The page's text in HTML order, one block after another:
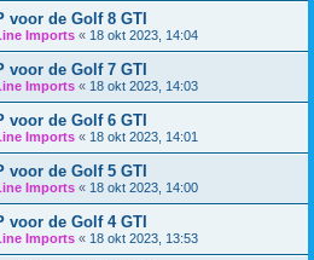
voor de Golf 8 GTI
Imports « 18 okt 2023, 14:04
voor de Golf 7 GTI
Imports « 18 okt 2023, 14:03
voor de Golf 6 GTI
Imports « 18 okt 2023, 14:01
voor de Golf 5 GTI
Imports « 18 okt 2023, 14:00
voor de Golf 4 GTI
Imports « 18 okt 2023, 13:53